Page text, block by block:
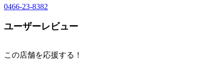
0466-23-8382
ユーザーレビュー
この店舗を応援する！